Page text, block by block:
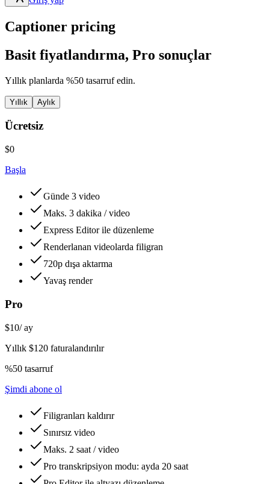
Captioner pricing
Basit fiyatlandırma, Pro sonuçlar
Yıllık planlarda %50 tasarruf edin.
Yıllık Aylık
Ücretsiz
$0
Başla
Günde 3 video
Maks. 3 dakika / video
Express Editor ile düzenleme
Renderlanan videolarda filigran
720p dışa aktarma
Yavaş render
Pro
$10/ ay
Yıllık $120 faturalandırılır
%50 tasarruf
Şimdi abone ol
Filigranları kaldırır
Sınırsız video
Maks. 2 saat / video
Pro transkripsiyon modu: ayda 20 saat